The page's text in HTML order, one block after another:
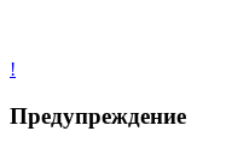
!
Предупреждение